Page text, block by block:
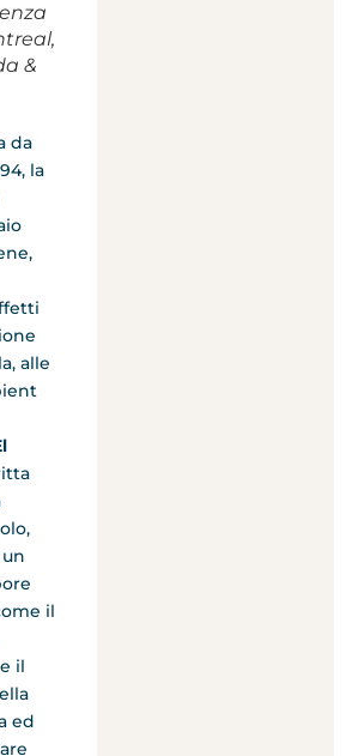
&
da
la
alle
il
il
ed